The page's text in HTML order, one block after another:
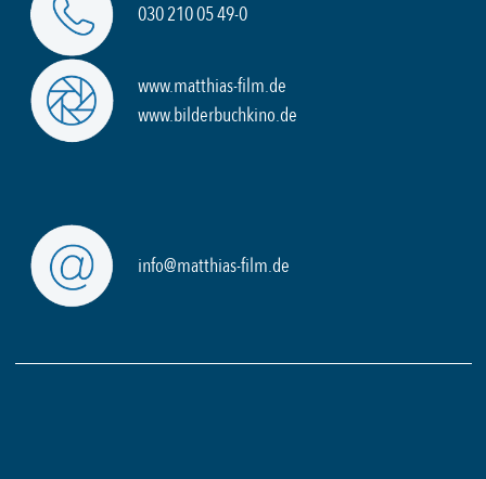
030 210 05 49-0
www.matthias-film.de
www.bilderbuchkino.de
info@matthias-film.de